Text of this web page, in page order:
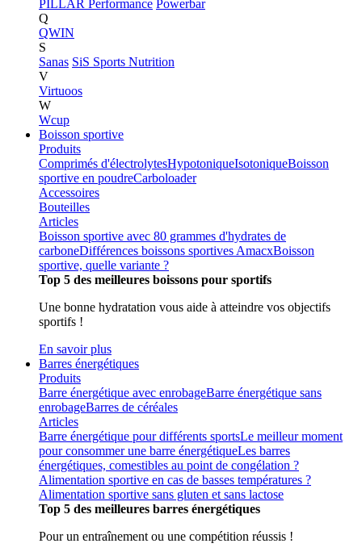
PILLAR Performance Powerbar
Q
QWIN
S
Sanas SiS Sports Nutrition
V
Virtuoos
W
Wcup
Boisson sportive
Produits
Comprimés d'électrolytesHypotoniqueIsotoniqueBoisson
sportive en poudreCarboloader
Accessoires
Bouteilles
Articles
Boisson sportive avec 80 grammes d'hydrates de
carboneDifférences boissons sportives AmacxBoisson
sportive, quelle variante ?
Top 5 des meilleures boissons pour sportifs
Une bonne hydratation vous aide à atteindre vos objectifs
sportifs !
En savoir plus
Barres énergétiques
Produits
Barre énergétique avec enrobageBarre énergétique sans
enrobageBarres de céréales
Articles
Barre énergétique pour différents sportsLe meilleur moment
pour consommer une barre énergétiqueLes barres
énergétiques, comestibles au point de congélation ?
Alimentation sportive en cas de basses températures ?
Alimentation sportive sans gluten et sans lactose
Top 5 des meilleures barres énergétiques
Pour un entraînement ou une compétition réussis !